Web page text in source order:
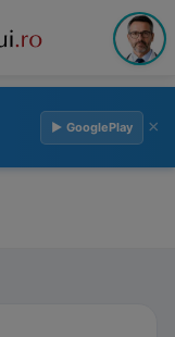
▶ GooglePlay ×